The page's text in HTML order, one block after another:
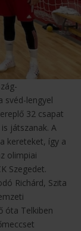
svéd-lengyel
32 csapat
játszanak. A
kereteket, így a
olimpiai
Szegedet.
Richárd, Szita
óta Telkiben